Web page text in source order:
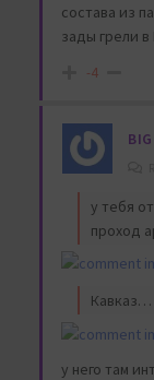
состава из
зады грели
-4
у тебя
проход
Кавказ…
у него там